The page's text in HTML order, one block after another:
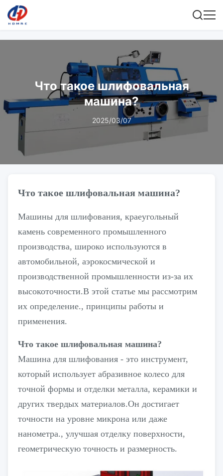
Что такое шлифовальная
машина?
2025/03/07
Что такое шлифовальная машина?
Машины для шлифования, краеугольный
камень современного промышленного
производства, широко используются в
автомобильной, аэрокосмической и
производственной промышленности из-за их
высокоточности.В этой статье мы рассмотрим
их определение., принципы работы и
применения.
Что такое шлифовальная машина?
Машина для шлифования - это инструмент,
который использует абразивное колесо для
точной формы и отделки металла, керамики и
других твердых материалов.Он достигает
точности на уровне микрона или даже
нанометра., улучшая отделку поверхности,
геометрическую точность и размерность.